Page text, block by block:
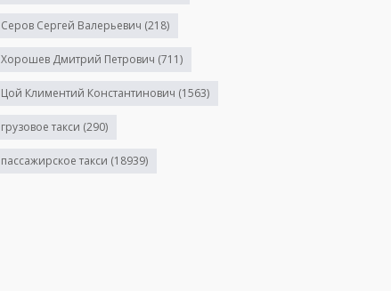
Серов Сергей Валерьевич (218)
Хорошев Дмитрий Петрович (711)
Цой Климентий Константинович (1563)
грузовое такси (290)
пассажирское такси (18939)